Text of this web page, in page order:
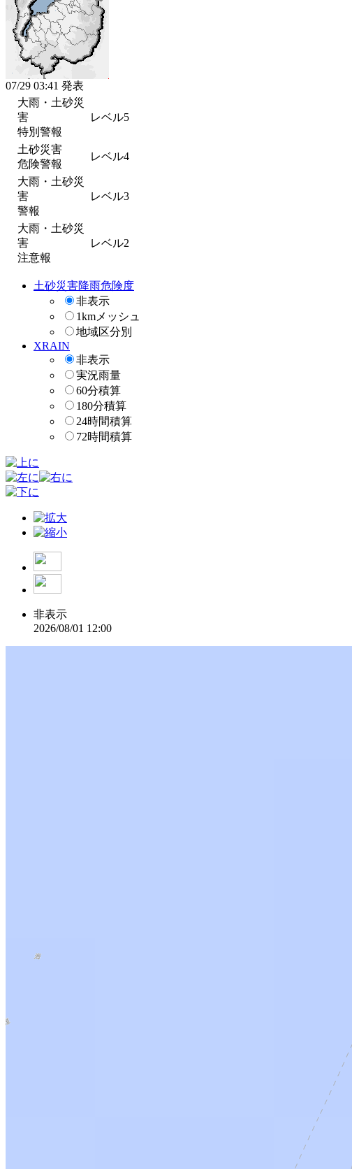
07/29 03:41 発表
大雨・土砂災
害
特別警報
レベル5
土砂災害
危険警報
レベル4
大雨・土砂災
害
警報
レベル3
大雨・土砂災
害
注意報
レベル2
土砂災害降雨危険度
非表示
1kmメッシュ
地域区分別
XRAIN
非表示
実況雨量
60分積算
180分積算
24時間積算
72時間積算
非表示
2026/08/01 12:00